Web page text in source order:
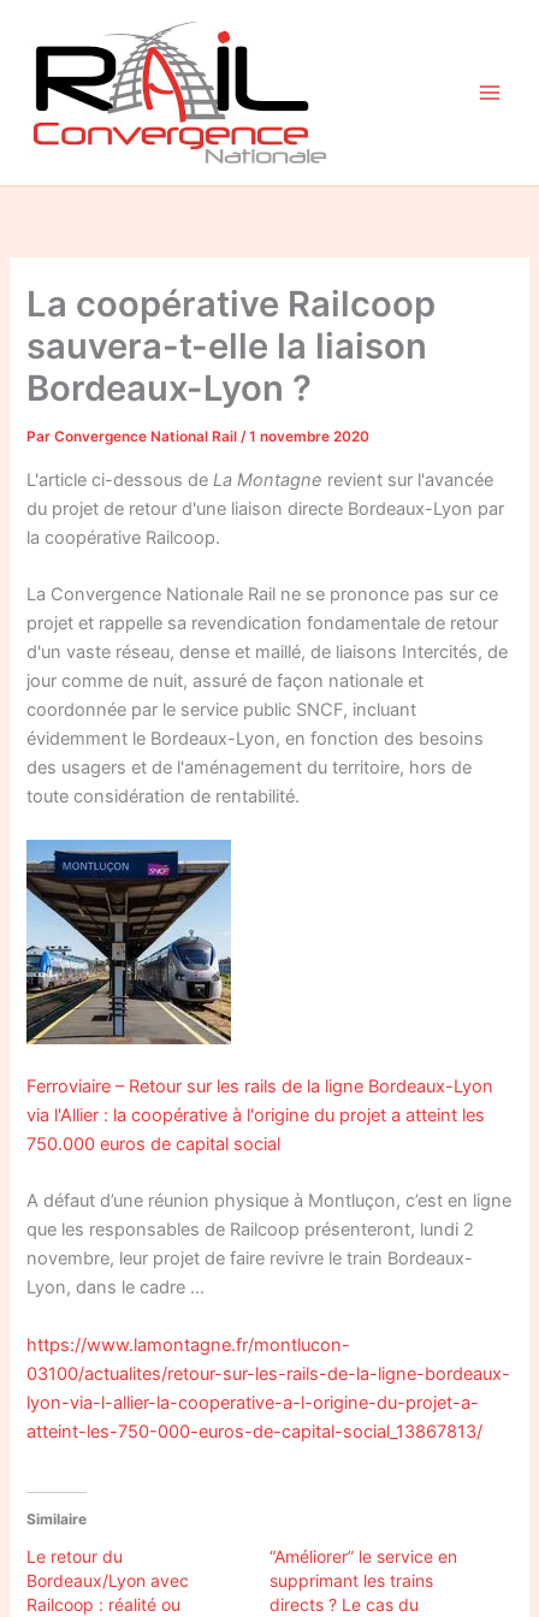
contenu
La coopérative Railcoop
sauvera-t-elle la liaison
Bordeaux-Lyon ?
ParConvergence National Rail/1 novembre 2020
L'article ci-dessous deLa Montagne revient sur l'avancée
du projet de retour d'une liaison directe Bordeaux-Lyon par
la coopérative Railcoop.
La Convergence Nationale Rail ne se prononce pas sur ce
projet et rappelle sa revendication fondamentale de retour
d'un vaste réseau, dense et maillé, de liaisons Intercités, de
jour comme de nuit, assuré de façon nationale et
coordonnée par le service public SNCF, incluant
évidemment le Bordeaux-Lyon, en fonction des besoins
des usagers et de l'aménagement du territoire, hors de
toute considération de rentabilité.
Ferroviaire – Retour sur les rails de la ligne Bordeaux-Lyon
via l'Allier : la coopérative à l'origine du projet a atteint les
750.000 euros de capital social
A défaut d’une réunion physique à Montluçon, c’est en ligne
que les responsables de Railcoop présenteront, lundi 2
novembre, leur projet de faire revivre le train Bordeaux-
Lyon, dans le cadre …
https://www.lamontagne.fr/montlucon-
03100/actualites/retour-sur-les-rails-de-la-ligne-bordeaux-
lyon-via-l-allier-la-cooperative-a-l-origine-du-projet-a-
atteint-les-750-000-euros-de-capital-social_13867813/
Similaire
Le retour du
Bordeaux/Lyon avec
Railcoop : réalité ou
“Améliorer” le service en
supprimant les trains
directs ? Le cas du